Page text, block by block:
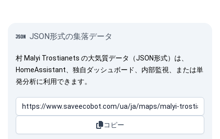
JSON形式の集落データ
村 Malyi Trostianets の大気質データ（JSON形式）は、
HomeAssistant、独自ダッシュボード、内部監視、または単
発分析に利用できます。
コピー